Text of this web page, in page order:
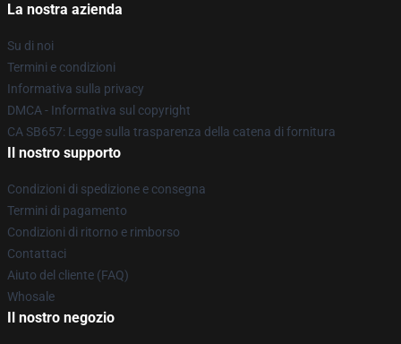
La nostra azienda
Su di noi
Termini e condizioni
Informativa sulla privacy
DMCA - Informativa sul copyright
CA SB657: Legge sulla trasparenza della catena di fornitura
Il nostro supporto
Condizioni di spedizione e consegna
Termini di pagamento
Condizioni di ritorno e rimborso
Contattaci
Aiuto del cliente (FAQ)
Whosale
Il nostro negozio